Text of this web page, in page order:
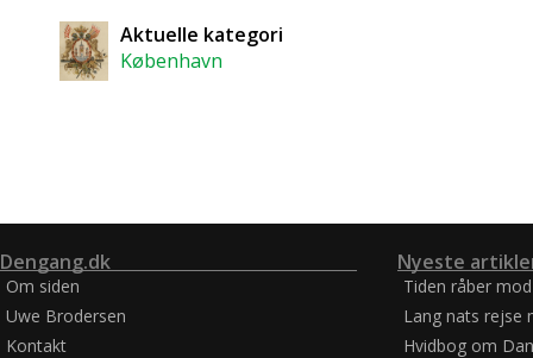
Aktuelle kategori
København
Dengang.dk
Om siden
Uwe Brodersen
Kontakt
Nyeste
Tiden råber
Lang nats rejse
Hvidbog om